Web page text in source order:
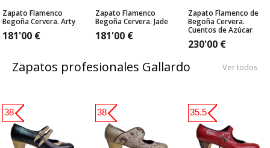
Zapato Flamenco
Begoña Cervera. Arty
181'00 €
Zapato Flamenco
Begoña Cervera. Jade
181'00 €
Zapato Flamenco de
Begoña Cervera.
Cuentos de Azúcar
230'00 €
Zapatos profesionales Gallardo Ver todos
38 38 35.5